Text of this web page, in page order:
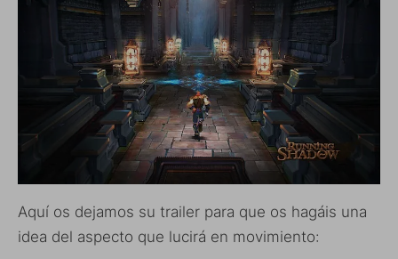
Aquí os dejamos su trailer para que os hagáis una
idea del aspecto que lucirá en movimiento: